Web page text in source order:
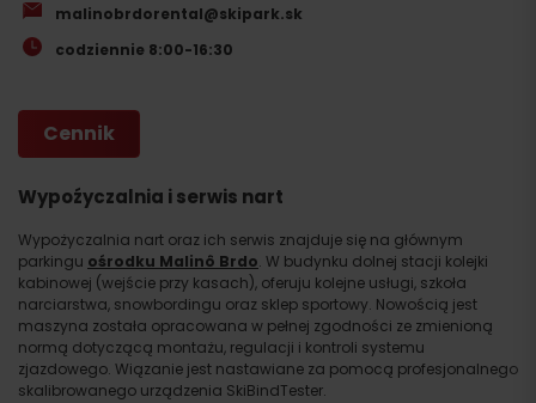
Wypoźyczalnia i serwis nart
Wypożyczalnia nart oraz ich serwis znajduje się na głównym
parkingu ośrodku Malinô Brdo. W budynku dolnej stacji kolejki
kabinowej (wejście przy kasach), oferuju kolejne usługi, szkoła
narciarstwa, snowbordingu oraz sklep sportowy. Nowością jest
maszyna została opracowana w pełnej zgodności ze zmienioną
normą dotyczącą montażu, regulacji i kontroli systemu
zjazdowego. Wiązanie jest nastawiane za pomocą profesjonalnego
skalibrowanego urządzenia SkiBindTester.
malinobrdorental@skipark.sk
codziennie 8:00-16:30
Cennik